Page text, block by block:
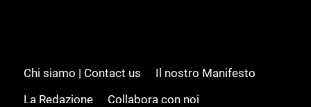
Chi siamo | Contact us
Il nostro Manifesto
La Redazione
Collabora con noi